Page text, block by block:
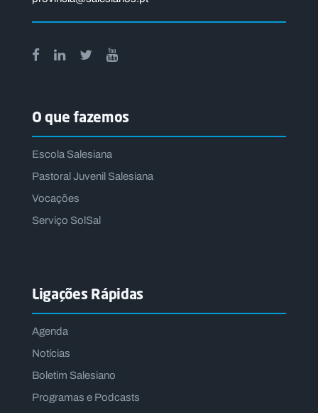
O que fazemos
Escola Salesiana
Pastoral Juvenil Salesiana
Vocações
Serviço SolSal
Ligações Rápidas
Agenda
Notícias
Boletim Salesiano
Programas e Podcasts